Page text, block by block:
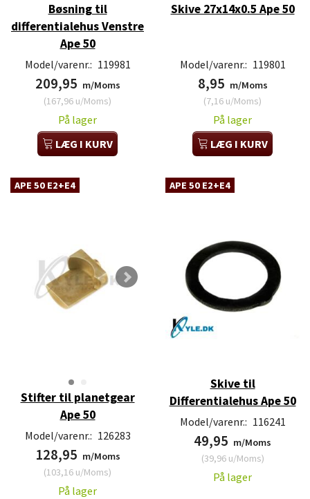
Bøsning til
differentialehus Venstre
Ape 50
Model/varenr.: 119981
209,95 m/Moms
(167,96 u/Moms)
På lager
LÆG I KURV
Skive 27x14x0.5 Ape 50
Model/varenr.: 119801
8,95 m/Moms
(7,16 u/Moms)
På lager
LÆG I KURV
APE 50 E2+E4
Stifter til planetgear
Ape 50
Model/varenr.: 126283
128,95 m/Moms
(103,16 u/Moms)
På lager
APE 50 E2+E4
Skive til
Differentialehus Ape 50
Model/varenr.: 116241
49,95 m/Moms
(39,96u/Moms)
På lager